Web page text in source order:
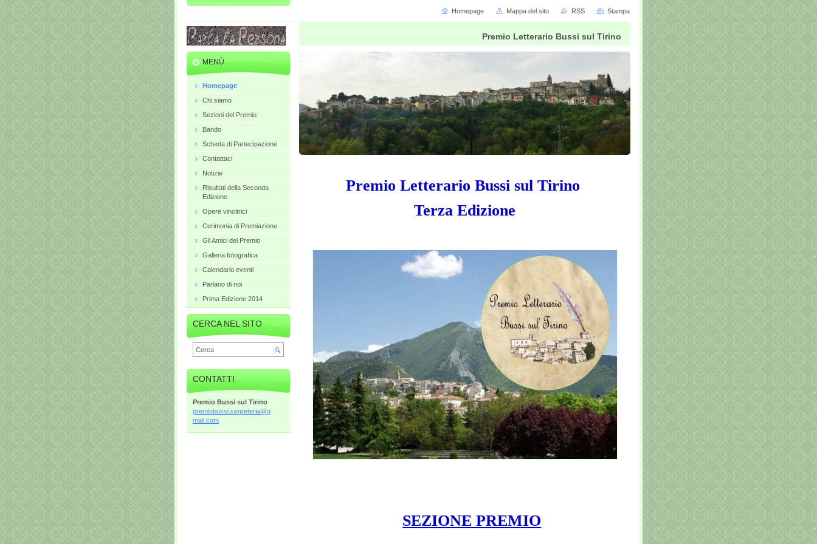
Premio Letterario Bussi sul Tirino
Premio Letterario Bussi sul Tirino
Terza Edizione
SEZIONE PREMIO
MENÙ
Homepage
Chi siamo
Sezioni del Premio
Bando
Scheda di Partecipazione
Contattaci
Notizie
Risultati della Seconda
Edizione
Opere vincitrici
Cerimonia di Premiazione
Gli Amici del Premio
Galleria fotografica
Calendario eventi
Parlano di noi
Prima Edizione 2014
CERCA NEL SITO
CONTATTI
Premio Bussi sul Tirino
premiobussi.segreteria@g
mail.com
Homepage Mappa del sito RSS Stampa